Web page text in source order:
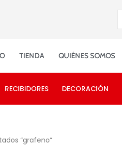
TIENDA QUIÉNES SOMOS
RECIBIDORES DECORACIÓN
“grafeno”